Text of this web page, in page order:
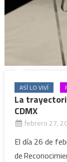
ASÍ LO VIVÍ
La
CDMX
febrero 27,
El día 26 de
de